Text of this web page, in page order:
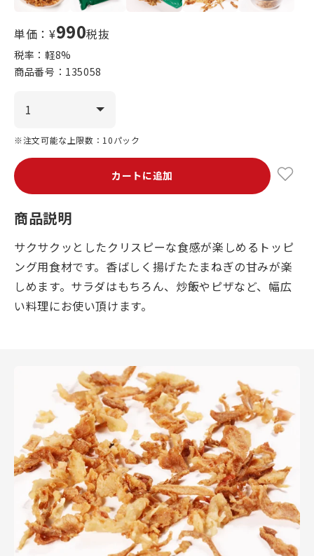
単価：¥990税抜
税率：軽8%
商品番号： 135058
※注文可能な上限数：10パック
カートに追加
商品説明
サクサクッとしたクリスピーな食感が楽しめるトッピ
ング用食材です。香ばしく揚げたたまねぎの甘みが楽
しめます。サラダはもちろん、炒飯やピザなど、幅広
い料理にお使い頂けます。